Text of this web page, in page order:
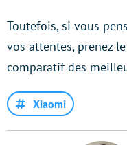
Toutefois, si vous
vos attentes, prenez
comparatif des
Xiaomi